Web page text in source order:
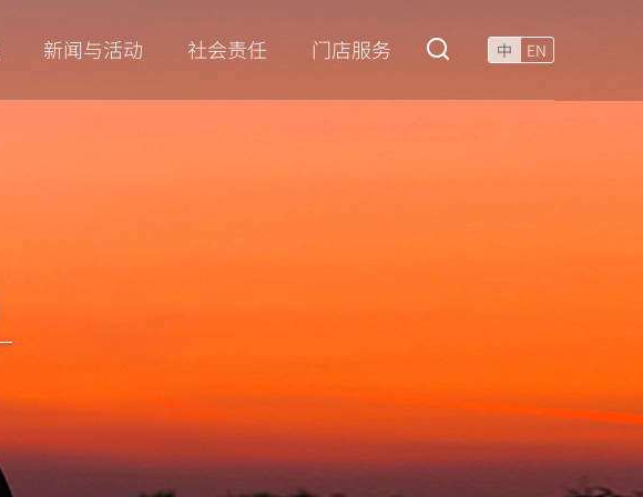
新闻与活动 社会责任 门店服务 中 EN